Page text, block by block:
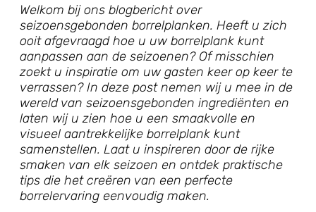
Welkom bij ons blogbericht over
seizoensgebonden borrelplanken. Heeft u zich
ooit afgevraagd hoe u uw borrelplank kunt
aanpassen aan de seizoenen? Of misschien
zoekt u inspiratie om uw gasten keer op keer te
verrassen? In deze post nemen wij u mee in de
wereld van seizoensgebonden ingrediënten en
laten wij u zien hoe u een smaakvolle en
visueel aantrekkelijke borrelplank kunt
samenstellen. Laat u inspireren door de rijke
smaken van elk seizoen en ontdek praktische
tips die het creëren van een perfecte
borrelervaring eenvoudig maken.